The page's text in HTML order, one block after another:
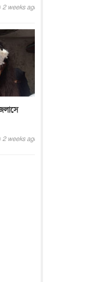
2 weeks ago
2 weeks ago